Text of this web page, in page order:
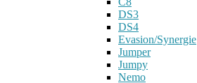
DS3
DS4
Evasion/Synergie
Jumper
Jumpy
Nemo